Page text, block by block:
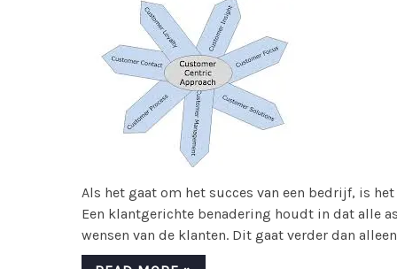
Als het gaat om het succes van een bedrijf, is
Een klantgerichte benadering houdt in dat alle
wensen van de klanten. Dit gaat verder dan